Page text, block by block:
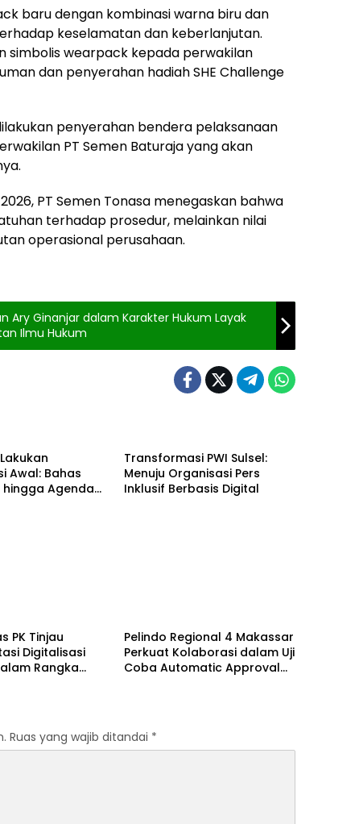
baru dengan kombinasi warna biru dan
keselamatan dan keberlanjutan.
simbolis wearpack kepada perwakilan
dan penyerahan hadiah SHE Challenge
penyerahan bendera pelaksanaan
PT Semen Baturaja yang akan
PT Semen Tonasa menegaskan bahwa
terhadap prosedur, melainkan nilai
operasional perusahaan.
Ary Ginanjar dalam Karakter Hukum Layak
Ilmu Hukum
Awal: Bahas
hingga Agenda
Transformasi PWI Sulsel:
Menuju Organisasi Pers
Inklusif Berbasis Digital
PK Tinjau
Digitalisasi
Rangka
Pelindo Regional 4 Makassar
Perkuat Kolaborasi dalam Uji
Coba Automatic Approval
Ruas yang wajib ditandai *